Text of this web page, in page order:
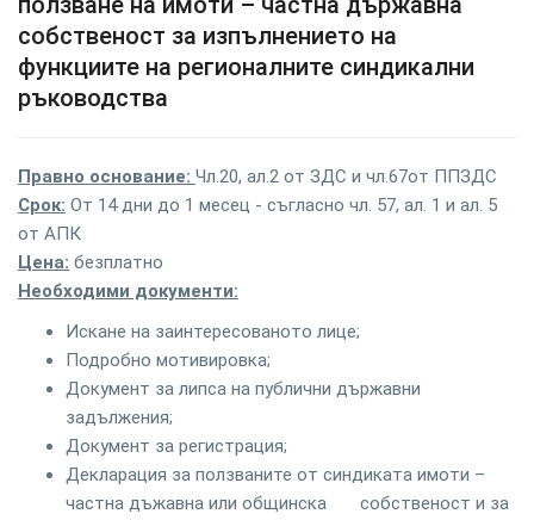
собственост за изпълнението на
функциите на регионалните синдикални
ръководства
Правно основание: Чл.20, ал.2 от ЗДС и чл.67от ППЗДС
Срок: От 14 дни до 1 месец - съгласно чл. 57, ал. 1 и ал. 5
от АПК
Цена: безплатно
Необходими документи:
Искане на заинтересованото лице;
Подробно мотивировка;
Документ за липса на публични държавни
задължения;
Документ за регистрация;
Декларация за ползваните от синдиката имоти –
частна дъжавна или общинска собственост и за